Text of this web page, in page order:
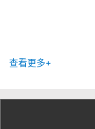
查看更多+